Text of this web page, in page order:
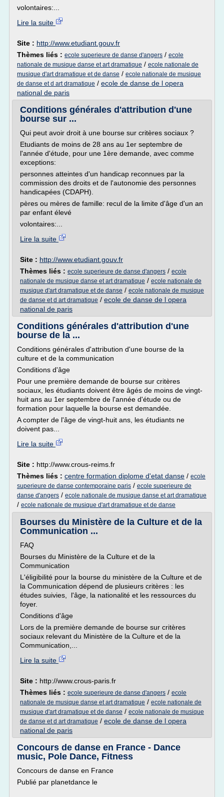
volontaires:...
Lire la suite
Site : http://www.etudiant.gouv.fr
Thèmes liés : ecole superieure de danse d'angers / ecole
nationale de musique danse et art dramatique / ecole nationale de
musique d'art dramatique et de danse / ecole nationale de musique
de danse et d art dramatique / ecole de danse de l opera
national de paris
Conditions générales d'attribution d'une
bourse sur ...
Qui peut avoir droit à une bourse sur critères sociaux ?
Etudiants de moins de 28 ans au 1er septembre de
l'année d'étude, pour une 1ère demande, avec comme
exceptions:
personnes atteintes d'un handicap reconnues par la
commission des droits et de l'autonomie des personnes
handicapées (CDAPH).
pères ou mères de famille: recul de la limite d'âge d'un an
par enfant élevé
volontaires:...
Lire la suite
Site : http://www.etudiant.gouv.fr
Thèmes liés : ecole superieure de danse d'angers / ecole
nationale de musique danse et art dramatique / ecole nationale de
musique d'art dramatique et de danse / ecole nationale de musique
de danse et d art dramatique / ecole de danse de l opera
national de paris
Conditions générales d'attribution d'une
bourse de la ...
Conditions générales d'attribution d'une bourse de la
culture et de la communication
Conditions d'âge
Pour une première demande de bourse sur critères
sociaux, les étudiants doivent être âgés de moins de vingt-
huit ans au 1er septembre de l'année d'étude ou de
formation pour laquelle la bourse est demandée.
A compter de l'âge de vingt-huit ans, les étudiants ne
doivent pas...
Lire la suite
Site : http://www.crous-reims.fr
Thèmes liés : centre formation diplome d'etat danse / ecole
superieure de danse contemporaine paris / ecole superieure de
danse d'angers / ecole nationale de musique danse et art dramatique
/ ecole nationale de musique d'art dramatique et de danse
Bourses du Ministère de la Culture et de la
Communication ...
FAQ
Bourses du Ministère de la Culture et de la
Communication
L'éligibilité pour la bourse du ministère de la Culture et de
la Communication dépend de plusieurs critères : les
études suivies, l'âge, la nationalité et les ressources du
foyer.
Conditions d'âge
Lors de la première demande de bourse sur critères
sociaux relevant du Ministère de la Culture et de la
Communication,...
Lire la suite
Site : http://www.crous-paris.fr
Thèmes liés : ecole superieure de danse d'angers / ecole
nationale de musique danse et art dramatique / ecole nationale de
musique d'art dramatique et de danse / ecole nationale de musique
de danse et d art dramatique / ecole de danse de l opera
national de paris
Concours de danse en France - Dance
music, Pole Dance, Fitness
Concours de danse en France
Publié par planetdance le